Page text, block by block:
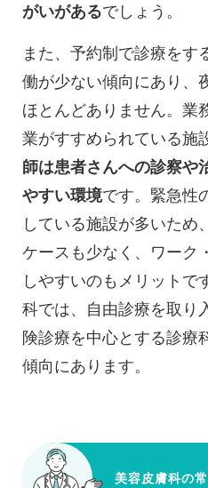
がいがあるでしょう。
また、予約制で診療をす
働が少ない傾向にあり、
ほとんどありません。業
業がすすめられている施
師は患者さんへの診察や
やすい環境です。緊急性
している施設が多いため
ケースも少なく、ワーク
しやすいのもメリットで
科では、自由診療を取り
険診療を中心とする診療
傾向にあります。
美容皮膚科の